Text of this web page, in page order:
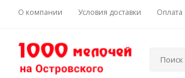
О компании Условия доставки Оплата